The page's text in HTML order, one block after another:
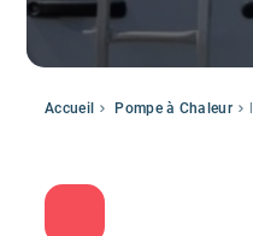
Accueil Pompe à Chaleur